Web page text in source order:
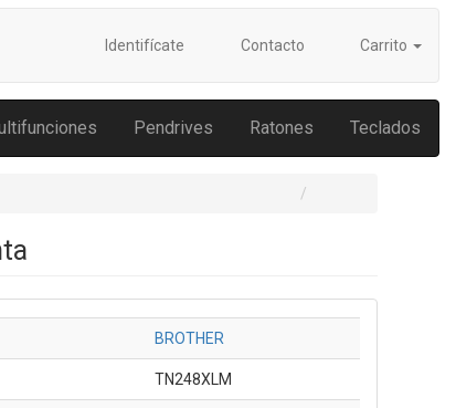
Identifícate Contacto Carrito
Pendrives Ratones Teclados
BROTHER
TN248XLM